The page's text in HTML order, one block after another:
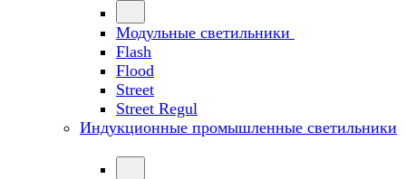
Модульные светильники
Flash
Flood
Street
Street Regul
Индукционные промышленные светильники